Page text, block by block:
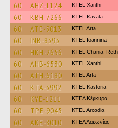
60 AHZ-1124 KTEL Xanthi
60 KBH-7266 KTEL Kavala
60 ATE-5013 KTEL Arta
60 INB-8393 KTEL Ioannina
60 HKH-2656 KTEL Chania–Reth.
60 AHB-6530 KTEL Xanthi
60 ATH-6180 KTEL Arta
60 KTA-3992 KTEL Kastoria
60 KYE-1211 ΚΤΕΛ Κέρκυρα
60 TPE-9045 KTEL Arcadia
60 AKE-8010 ΚΤΕΛ Λακωνίας